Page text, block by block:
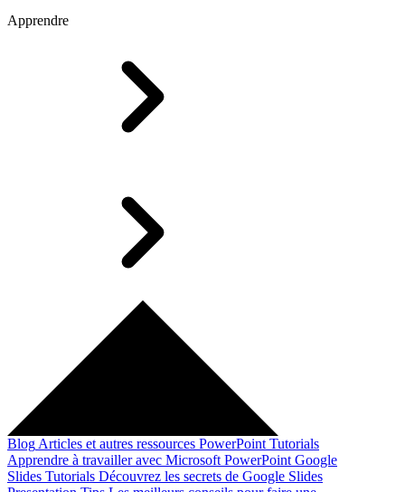
Apprendre
Blog Articles et autres ressources PowerPoint Tutorials
Apprendre à travailler avec Microsoft PowerPoint Google
Slides Tutorials Découvrez les secrets de Google Slides